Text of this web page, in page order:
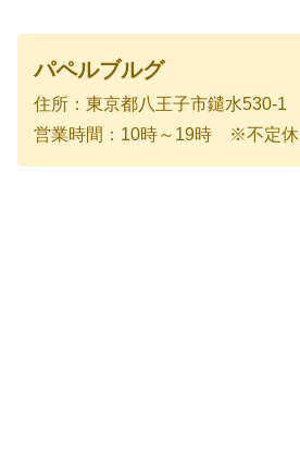
パペルブルグ
住所：東京都八王子市鑓水530-1
営業時間：10時～19時 ※不定休